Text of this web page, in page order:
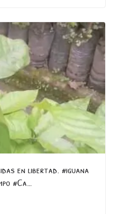
en libertad. #iguana
#Ca…